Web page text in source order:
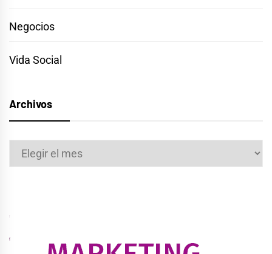
Negocios
Vida Social
Archivos
Archivos